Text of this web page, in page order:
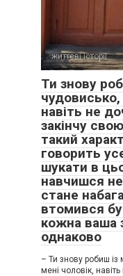
життєві історії
Ти знову
чудовисько,
навіть не
закінчу
такий
говорить
шукати в
навчишся
стане
втомився
кожна ваша
однаково
– Ти знову робиш
мені чоловік, навіть